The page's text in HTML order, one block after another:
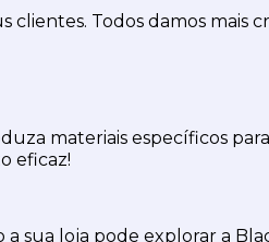
Todos damos mais
materiais específicos
eficaz!
sua loja pode explorar a